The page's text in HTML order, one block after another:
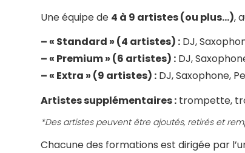
Une équipe de 4 à 9 artistes (ou plus…),
– « Standard » (4 artistes) : DJ,
– « Premium » (6 artistes) : DJ,
– « Extra » (9 artistes) : DJ, Saxophone,
Artistes supplémentaires : trompette,
*Des artistes peuvent être ajoutés, retirés et
Chacune des formations est dirigée par